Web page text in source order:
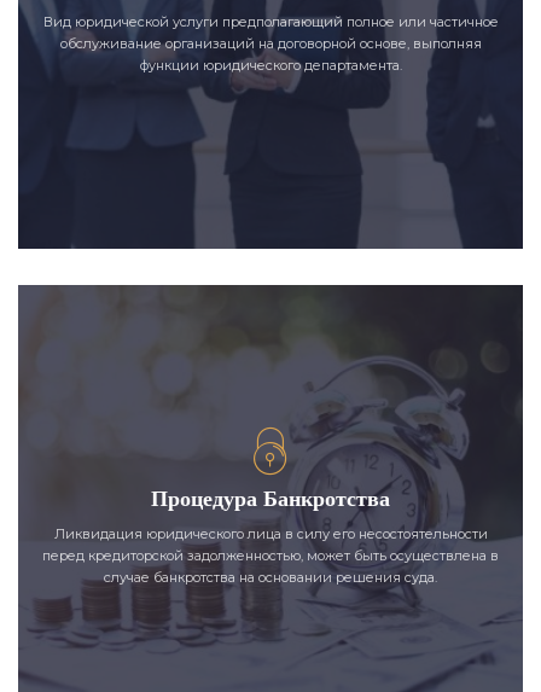
Вид юридической услуги предполагающий полное или частичное
обслуживание организаций на договорной основе, выполняя
функции юридического департамента.
Процедура Банкротства
Ликвидация юридического лица в силу его несостоятельности
перед кредиторской задолженностью, может быть осуществлена в
случае банкротства на основании решения суда.